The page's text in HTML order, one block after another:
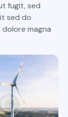
fugit, sed
sed do
magna